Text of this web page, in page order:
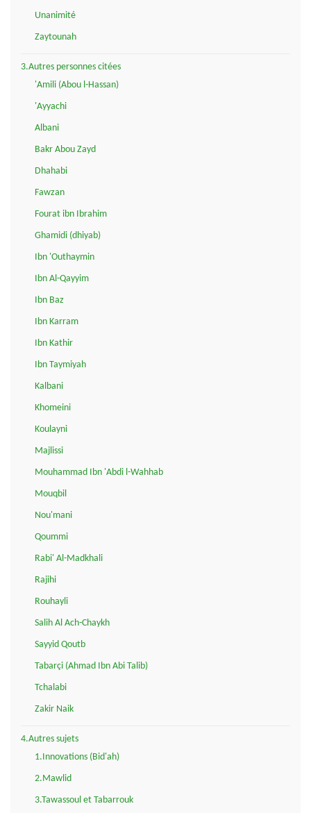
Unanimité
Zaytounah
3.Autres personnes citées
'Amili (Abou l-Hassan)
'Ayyachi
Albani
Bakr Abou Zayd
Dhahabi
Fawzan
Fourat ibn Ibrahim
Ghamidi (dhiyab)
Ibn 'Outhaymin
Ibn Al-Qayyim
Ibn Baz
Ibn Karram
Ibn Kathir
Ibn Taymiyah
Kalbani
Khomeini
Koulayni
Majlissi
Mouhammad Ibn 'Abdi l-Wahhab
Mouqbil
Nou'mani
Qoummi
Rabi' Al-Madkhali
Rajihi
Rouhayli
Salih Al Ach-Chaykh
Sayyid Qoutb
Tabarçi (Ahmad Ibn Abi Talib)
Tchalabi
Zakir Naik
4.Autres sujets
1.Innovations (Bid'ah)
2.Mawlid
3.Tawassoul et Tabarrouk